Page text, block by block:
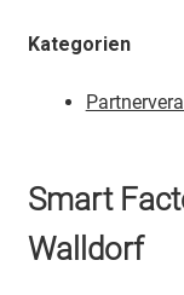
Kategorien
Smart
Walldorf